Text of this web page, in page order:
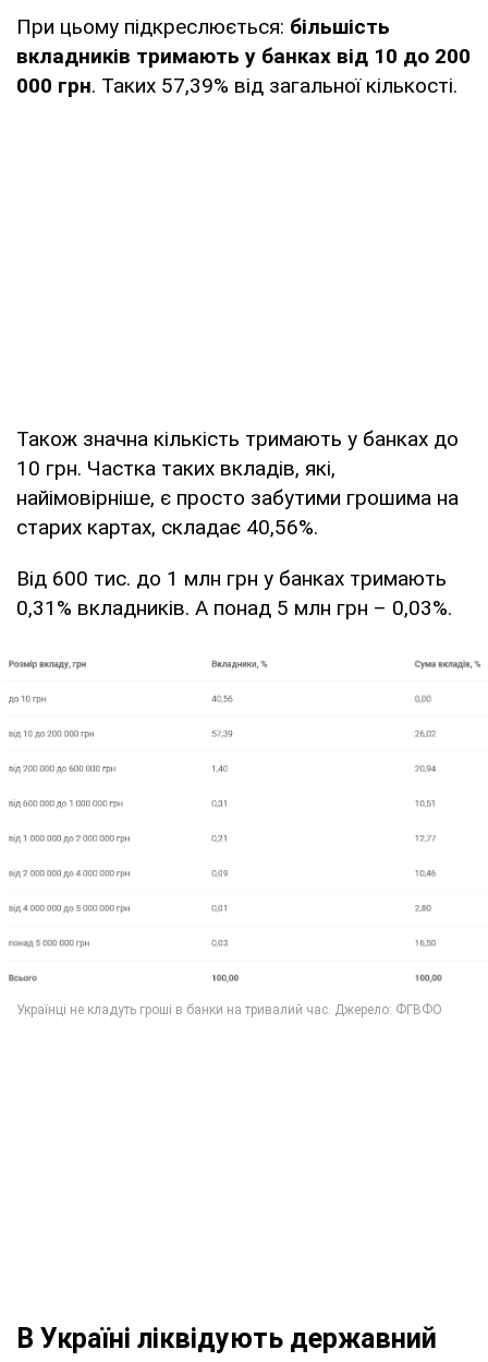
При цьому підкреслюється: більшість
вкладників тримають у банках від 10 до 200
000 грн. Таких 57,39% від загальної кількості.
Також значна кількість тримають у банках до
10 грн. Частка таких вкладів, які,
найімовірніше, є просто забутими грошима на
старих картах, складає 40,56%.
Від 600 тис. до 1 млн грн у банках тримають
0,31% вкладників. А понад 5 млн грн – 0,03%.
В Україні ліквідують державний